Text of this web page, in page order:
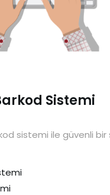
Sistemi
sistemi ile güvenli bir